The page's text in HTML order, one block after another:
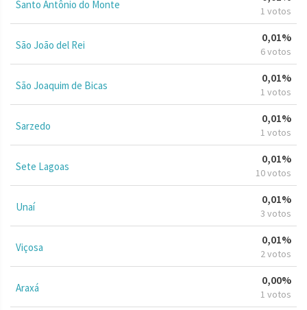
Santo Antônio do Monte 1 votos
São João del Rei
0,01%
6 votos
São Joaquim de Bicas
0,01%
1 votos
Sarzedo
0,01%
1 votos
Sete Lagoas
0,01%
10 votos
Unaí
0,01%
3 votos
Viçosa
0,01%
2 votos
Araxá
0,00%
1 votos